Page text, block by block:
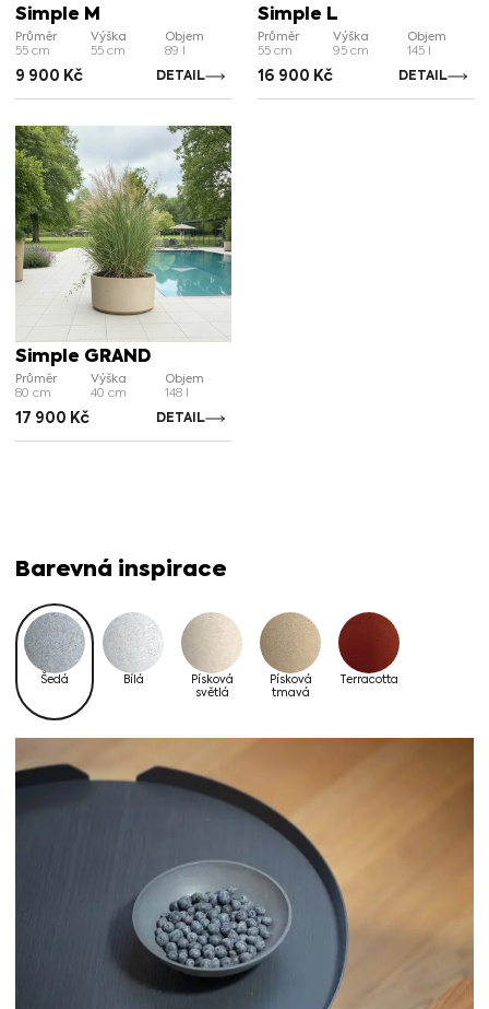
Simple M
Průměr
55 cm
Výška
55 cm
Objem
89 l
9 900 Kč DETAIL
Simple L
Průměr
55 cm
Výška
95 cm
Objem
145 l
16 900 Kč DETAIL
Simple GRAND
Průměr
80 cm
Výška
40 cm
Objem
148 l
17 900 Kč DETAIL
Barevná inspirace
Šedá Bílá
Písková
světlá
Písková
tmavá
Terracotta